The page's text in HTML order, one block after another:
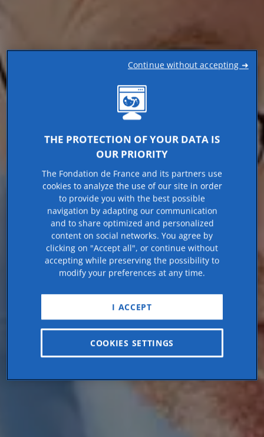
THE PROTECTION OF YOUR DATA IS
OUR PRIORITY
The Fondation de France and its partners use
cookies to analyze the use of our site in order
to provide you with the best possible
navigation by adapting our communication
and to share optimized and personalized
content on social networks. You agree by
clicking on "Accept all", or continue without
accepting while preserving the possibility to
modify your preferences at any time.
I ACCEPT
COOKIES SETTINGS
Continue without accepting ➜